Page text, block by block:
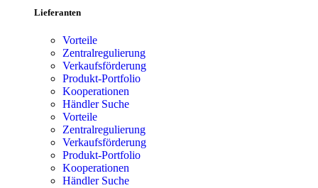
Lieferanten
Vorteile
Zentralregulierung
Verkaufsförderung
Produkt-Portfolio
Kooperationen
Händler Suche
Vorteile
Zentralregulierung
Verkaufsförderung
Produkt-Portfolio
Kooperationen
Händler Suche